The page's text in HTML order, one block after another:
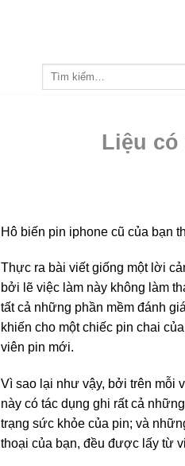
Tìm
Liệu có
Hô biến pin iphone cũ của bạn
Thực ra bài viết giống một lời
bởi lẽ việc làm này không làm
tất cả những phần mềm đánh
khiến cho một chiếc pin chai
viên pin mới.
Vì sao lại như vậy, bởi trên mỗi
này có tác dụng ghi rất cả
trạng sức khỏe của pin; và
thoại của bạn, đều được lấy từ